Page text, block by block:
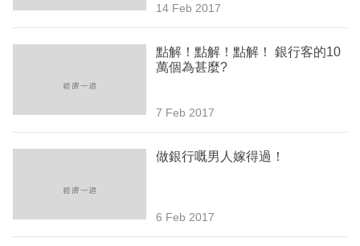
技
生
14 Feb 2017
點解！點解！點解！ 銀行客的10
萬個為甚麼?
7 Feb 2017
做銀行嘅男人嫁得過！
6 Feb 2017